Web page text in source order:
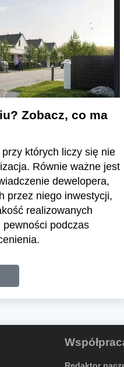
Zobacz, co ma
których liczy się nie
Równie ważne jest
dewelopera,
przez niego inwestycji,
realizowanych
podczas